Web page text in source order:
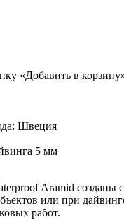
«Добавить в
Швеция
5 мм
Aramid
или при
работ.